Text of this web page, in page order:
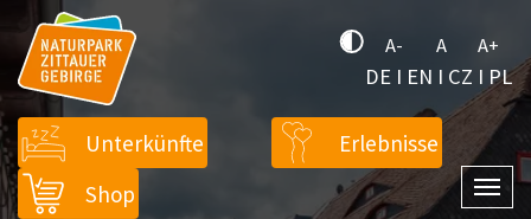
A- A A+
DE I EN I CZ I PL
Unterkünfte
Erlebnisse
Shop